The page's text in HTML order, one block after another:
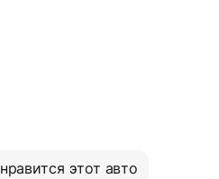
нравится этот авто